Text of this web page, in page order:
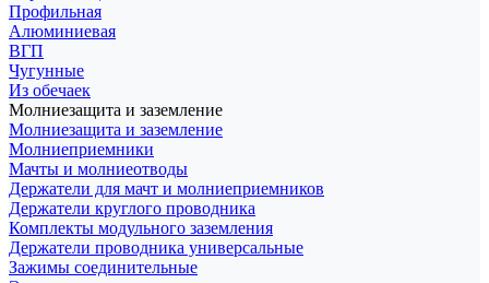
Профильная
Алюминиевая
ВГП
Чугунные
Из обечаек
Молниезащита и заземление
Молниезащита и заземление
Молниеприемники
Мачты и молниеотводы
Держатели для мачт и молниеприемников
Держатели круглого проводника
Комплекты модульного заземления
Держатели проводника универсальные
Зажимы соединительные